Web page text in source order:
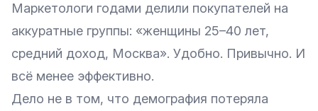
Маркетологи годами делили покупателей на
аккуратные группы: «женщины 25–40 лет,
средний доход, Москва». Удобно. Привычно. И
всё менее эффективно.
Дело не в том, что демография потеряла